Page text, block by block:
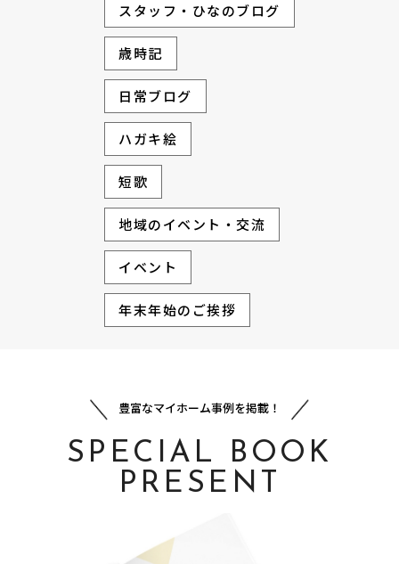
スタッフ・ひなのブログ
歳時記
日常ブログ
ハガキ絵
短歌
地域のイベント・交流
イベント
年末年始のご挨拶
豊富なマイホーム事例を掲載！
SPECIAL BOOK
PRESENT